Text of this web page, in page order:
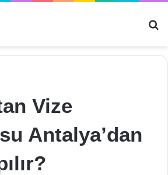
Vize
Antalya’dan